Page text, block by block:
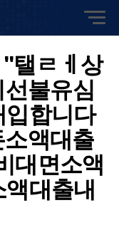
탤ㄹㅔ상
불유심
합니다
액대출
대면소액
대출내